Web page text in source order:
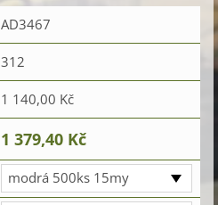
AD3467
312
1 140,00 Kč
1 379,40 Kč
modrá 500ks 15my